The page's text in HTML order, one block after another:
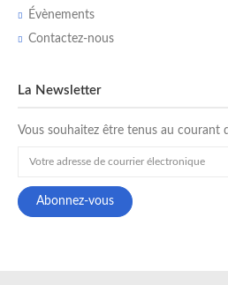
Évènements
Contactez-nous
La Newsletter
Vous souhaitez être tenus au courant